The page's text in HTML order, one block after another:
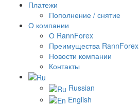
Платежи
Пополнение / снятие
О компании
О RannForex
Преимущества RannForex
Новости компании
Контакты
Russian
English